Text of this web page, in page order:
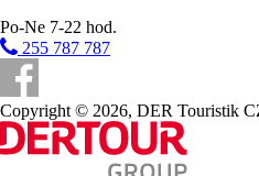
Po-Ne 7-22 hod.
255 787 787
Copyright © 2026, DER Touristik